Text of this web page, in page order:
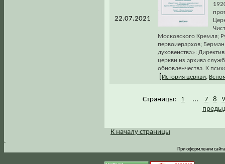
22.07.2021
Московского Кремля;
первоиерархов;
духовенства»:
церкви из архива
обновленчества. К
История церкви
Страницы: 1 ... 7 8
9
.
К началу страницы
При оформлении